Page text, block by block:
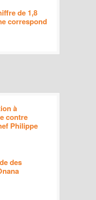
de 1,8
correspond
à
contre
Philippe
des